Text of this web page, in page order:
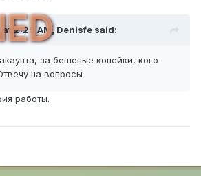
2:29 AM, Denisfe said:
за бешеные копейки, кого
на вопросы
работы.